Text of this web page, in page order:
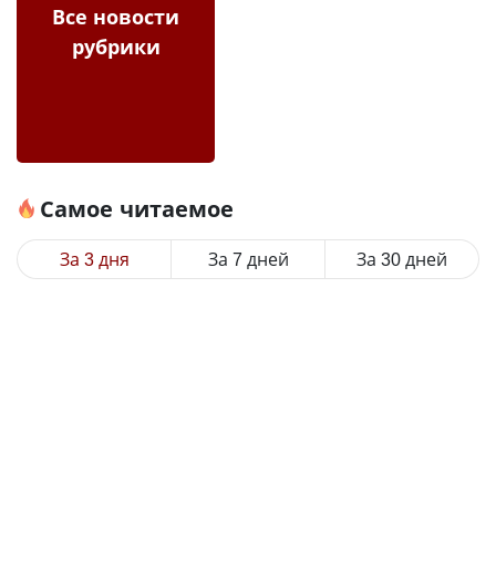
Все новости
рубрики
Самое читаемое
За 3 дня За 7 дней За 30 дней